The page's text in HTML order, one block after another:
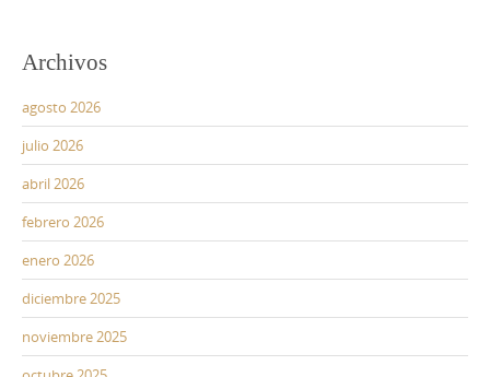
Archivos
agosto 2026
julio 2026
abril 2026
febrero 2026
enero 2026
diciembre 2025
noviembre 2025